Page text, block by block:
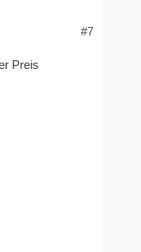
#7
Preis